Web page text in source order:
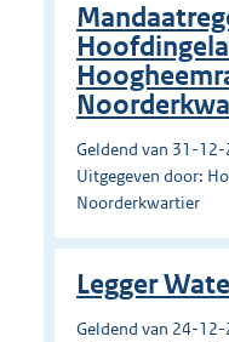
Geldend van 31-
Uitgegeven door:
Noorderkwartier
Legger
Geldend van 24-